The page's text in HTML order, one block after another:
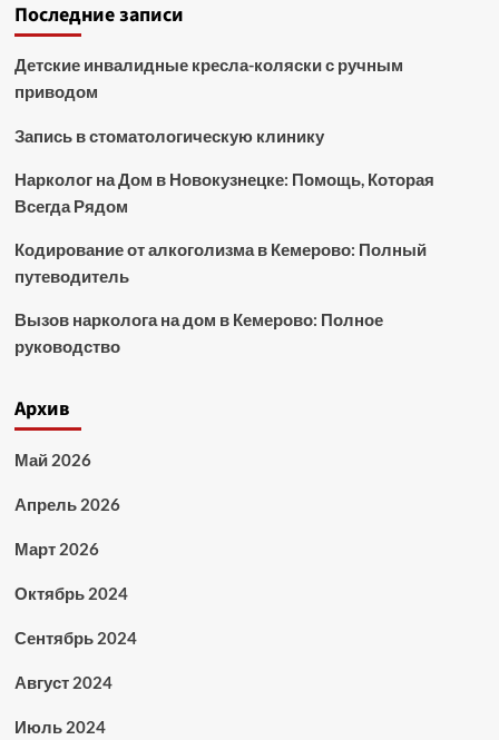
Последние записи
Детские инвалидные кресла-коляски с ручным
приводом
Запись в стоматологическую клинику
Нарколог на Дом в Новокузнецке: Помощь, Которая
Всегда Рядом
Кодирование от алкоголизма в Кемерово: Полный
путеводитель
Вызов нарколога на дом в Кемерово: Полное
руководство
Архив
Май 2026
Апрель 2026
Март 2026
Октябрь 2024
Сентябрь 2024
Август 2024
Июль 2024